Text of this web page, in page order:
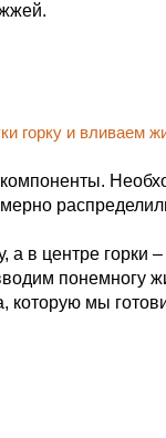
а в центре горки
понемногу
которую мы